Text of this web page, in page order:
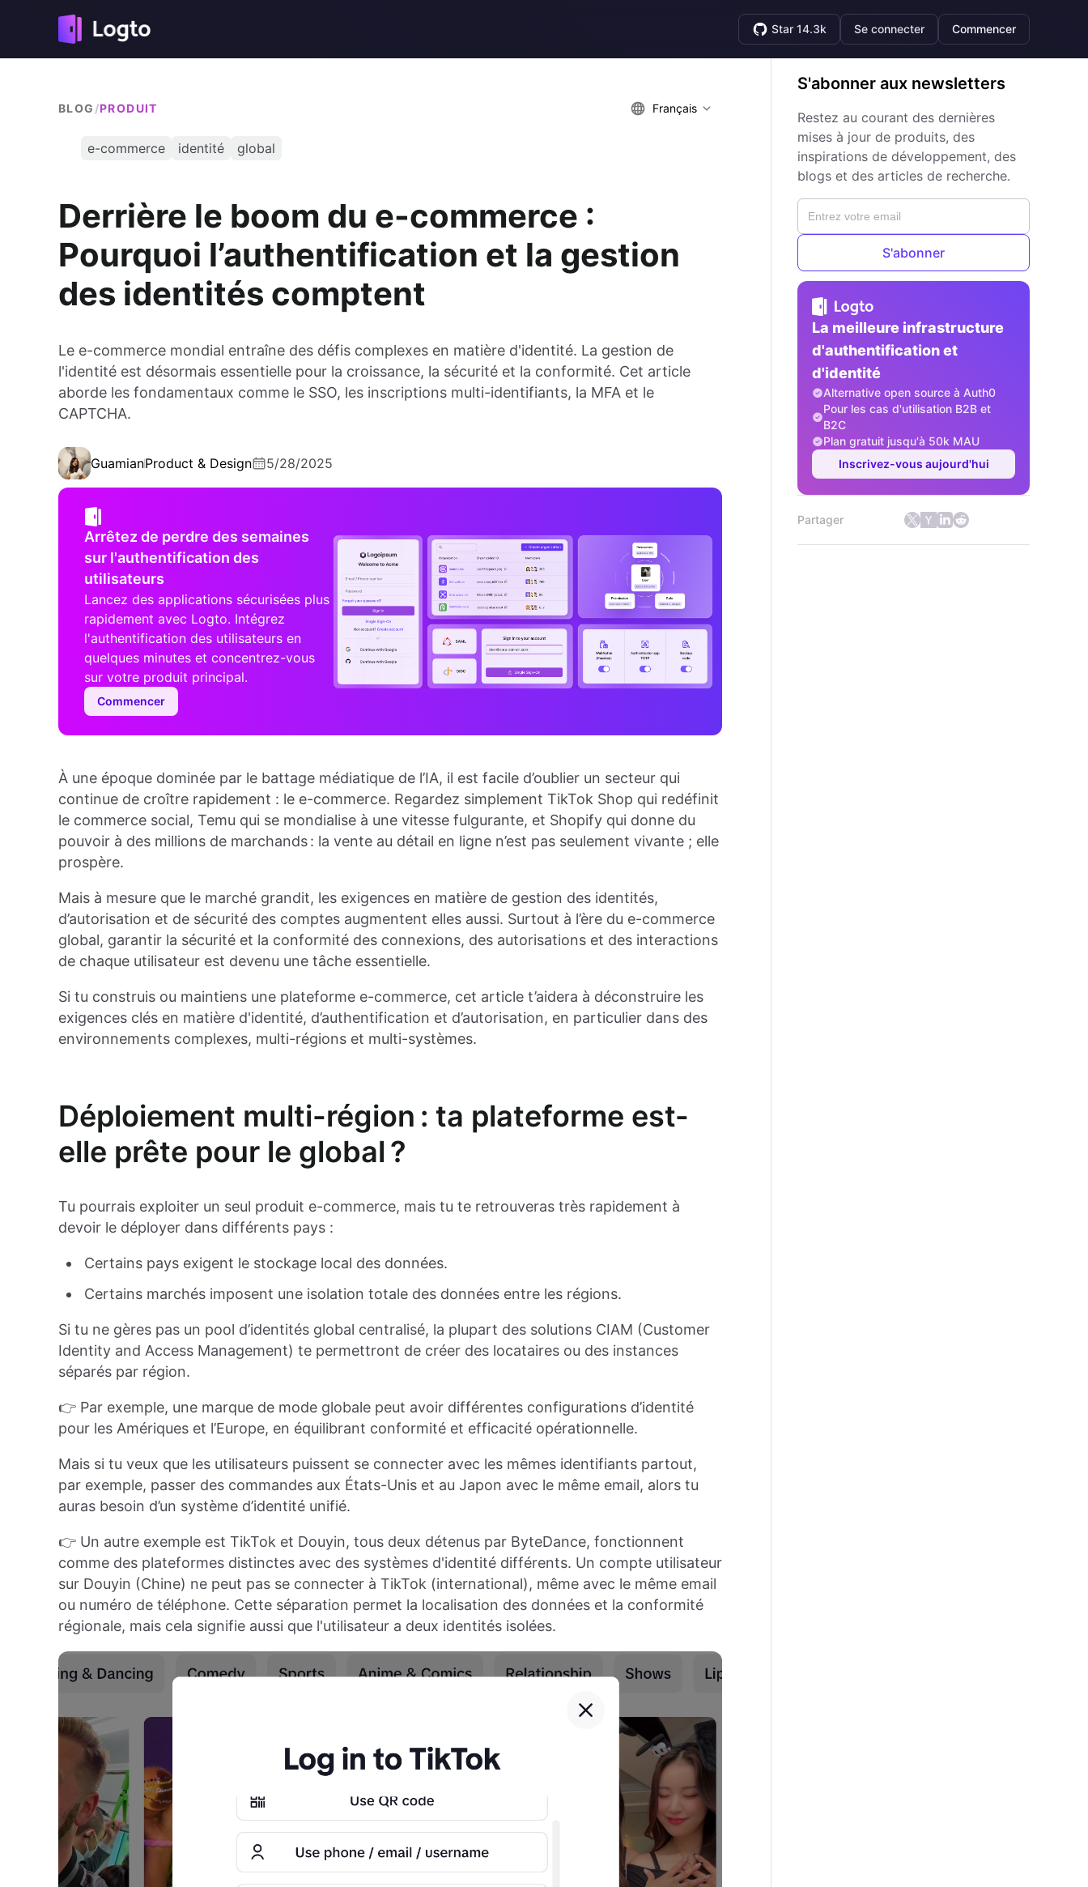
Star 14.3k Se connecter Commencer
BLOG /PRODUIT Français
e-commerce identité global
Derrière le boom du e-commerce :
Pourquoi l’authentification et la gestion
des identités comptent
Le e-commerce mondial entraîne des défis complexes en matière d'identité. La gestion de
l'identité est désormais essentielle pour la croissance, la sécurité et la conformité. Cet article
aborde les fondamentaux comme le SSO, les inscriptions multi-identifiants, la MFA et le
CAPTCHA.
GuamianProduct & Design 5/28/2025
Arrêtez de perdre des semaines
sur l'authentification des
utilisateurs
Lancez des applications sécurisées plus
rapidement avec Logto. Intégrez
l'authentification des utilisateurs en
quelques minutes et concentrez-vous
sur votre produit principal.
Commencer
À une époque dominée par le battage médiatique de l’IA, il est facile d’oublier un secteur qui
continue de croître rapidement : le e-commerce. Regardez simplement TikTok Shop qui redéfinit
le commerce social, Temu qui se mondialise à une vitesse fulgurante, et Shopify qui donne du
pouvoir à des millions de marchands : la vente au détail en ligne n’est pas seulement vivante ; elle
prospère.
Mais à mesure que le marché grandit, les exigences en matière de gestion des identités,
d’autorisation et de sécurité des comptes augmentent elles aussi. Surtout à l’ère du e-commerce
global, garantir la sécurité et la conformité des connexions, des autorisations et des interactions
de chaque utilisateur est devenu une tâche essentielle.
Si tu construis ou maintiens une plateforme e-commerce, cet article t’aidera à déconstruire les
exigences clés en matière d'identité, d’authentification et d’autorisation, en particulier dans des
environnements complexes, multi-régions et multi-systèmes.
Déploiement multi-région : ta plateforme est-
elle prête pour le global ?
Tu pourrais exploiter un seul produit e-commerce, mais tu te retrouveras très rapidement à
devoir le déployer dans différents pays :
Certains pays exigent le stockage local des données.
Certains marchés imposent une isolation totale des données entre les régions.
Si tu ne gères pas un pool d’identités global centralisé, la plupart des solutions CIAM (Customer
Identity and Access Management) te permettront de créer des locataires ou des instances
séparés par région.
👉 Par exemple, une marque de mode globale peut avoir différentes configurations d’identité
pour les Amériques et l’Europe, en équilibrant conformité et efficacité opérationnelle.
Mais si tu veux que les utilisateurs puissent se connecter avec les mêmes identifiants partout,
par exemple, passer des commandes aux États-Unis et au Japon avec le même email, alors tu
auras besoin d’un système d’identité unifié.
👉 Un autre exemple est TikTok et Douyin, tous deux détenus par ByteDance, fonctionnent
comme des plateformes distinctes avec des systèmes d'identité différents. Un compte utilisateur
sur Douyin (Chine) ne peut pas se connecter à TikTok (international), même avec le même email
ou numéro de téléphone. Cette séparation permet la localisation des données et la conformité
régionale, mais cela signifie aussi que l'utilisateur a deux identités isolées.
S'abonner aux newsletters
Restez au courant des dernières
mises à jour de produits, des
inspirations de développement, des
blogs et des articles de recherche.
S'abonner
La meilleure infrastructure
d'authentification et
d'identité
Alternative open source à Auth0
Pour les cas d'utilisation B2B et
B2C
Plan gratuit jusqu'à 50k MAU
Inscrivez-vous aujourd'hui
Partager